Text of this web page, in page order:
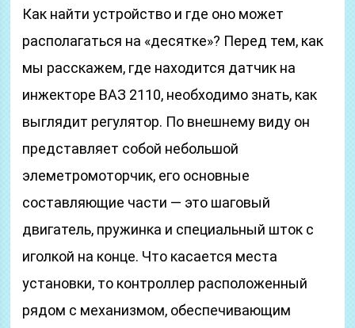
Как найти устройство и где оно может
располагаться на «десятке»? Перед тем, как
мы расскажем, где находится датчик на
инжекторе ВАЗ 2110, необходимо знать, как
выглядит регулятор. По внешнему виду он
представляет собой небольшой
элеметромоторчик, его основные
составляющие части — это шаговый
двигатель, пружинка и специальный шток с
иголкой на конце. Что касается места
установки, то контроллер расположенный
рядом с механизмом, обеспечивающим